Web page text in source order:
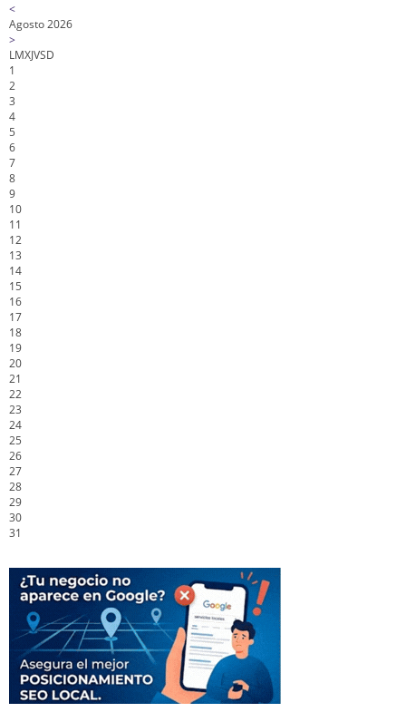
<
Agosto 2026
>
LMXJVSD
1
2
3
4
5
6
7
8
9
10
11
12
13
14
15
16
17
18
19
20
21
22
23
24
25
26
27
28
29
30
31